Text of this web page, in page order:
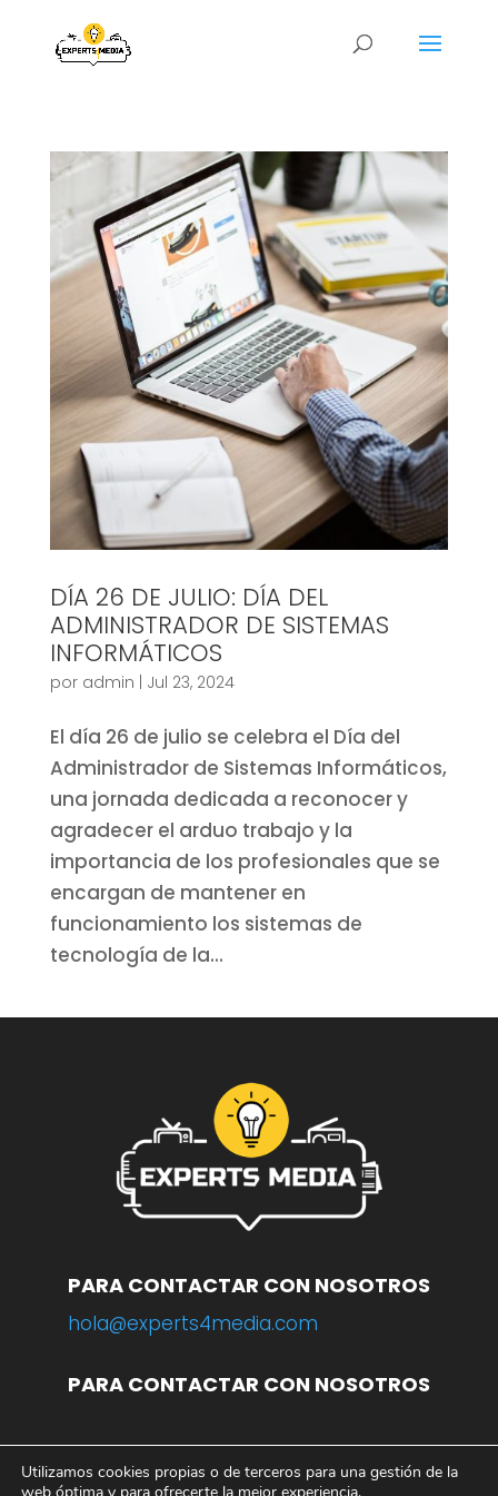
DÍA 26 DE JULIO: DÍA DEL
ADMINISTRADOR DE SISTEMAS
INFORMÁTICOS
por admin Jul 23, 2024
El día 26 de julio se celebra el Día del
Administrador de Sistemas Informáticos,
una jornada dedicada a reconocer y
agradecer el arduo trabajo y la
importancia de los profesionales que se
encargan de mantener en
funcionamiento los sistemas de
tecnología de la...
PARA CONTACTAR CON NOSOTROS
hola@experts4media.com
PARA CONTACTAR CON NOSOTROS
© 2023 WEBwww.experts4media.com
Utilizamos cookies propias o de terceros para una gestión de la